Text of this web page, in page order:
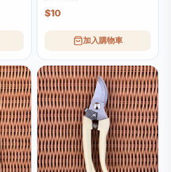
$10
加入購物車